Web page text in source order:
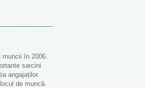
în 2006.
sarcini
angajaților.
de muncă.